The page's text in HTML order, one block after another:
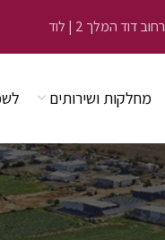
רחוב דוד המלך 2 | לוד
מחלקות ושירותים